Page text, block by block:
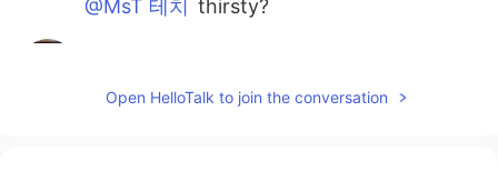
@MsT 테치 thirsty?
Open HelloTalk to join the conversation